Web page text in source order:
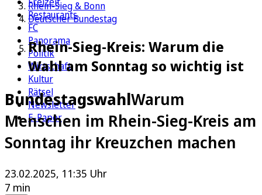
Restaurants
FC
Panorama
Politik
Wirtschaft
Kultur
Rätsel
Newsletter
E-Paper
Rhein-Sieg & Bonn
Deutscher Bundestag
Rhein-Sieg-Kreis: Warum die
Wahl am Sonntag so wichtig ist
BundestagswahlWarum
Menschen im Rhein-Sieg-Kreis am
Sonntag ihr Kreuzchen machen
23.02.2025, 11:35 Uhr
7 min